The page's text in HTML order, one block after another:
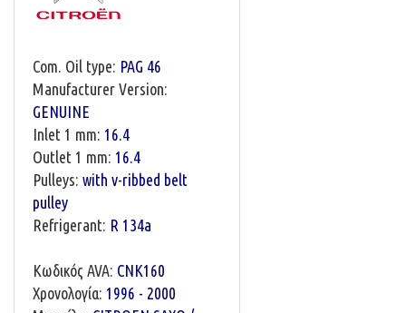
Com. Oil type: PAG 46
Manufacturer Version:
GENUINE
Inlet 1 mm: 16.4
Outlet 1 mm: 16.4
Pulleys: with v-ribbed belt
pulley
Refrigerant: R 134a
Κωδικός AVA: CNK160
Χρονολογία: 1996 - 2000